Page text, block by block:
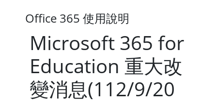
Office 365 使用說明
Microsoft 365 for
Education 重大改
變消息(112/9/20